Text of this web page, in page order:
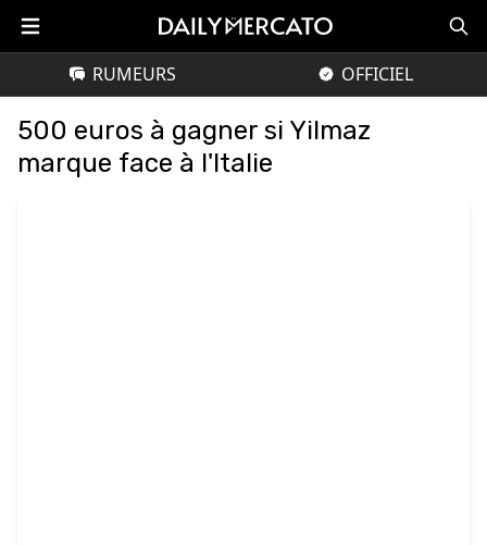
RUMEURS OFFICIEL
500 euros à gagner si Yilmaz
marque face à l'Italie